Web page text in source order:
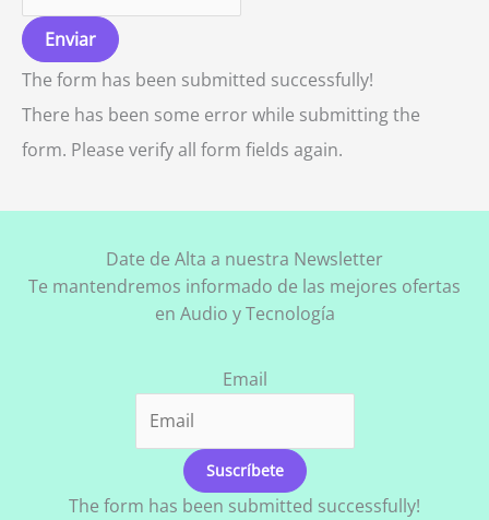
Enviar
The form has been submitted successfully!
There has been some error while submitting the
form. Please verify all form fields again.
Date de Alta a nuestra Newsletter
Te mantendremos informado de las mejores ofertas
en Audio y Tecnología
Email
Suscríbete
The form has been submitted successfully!